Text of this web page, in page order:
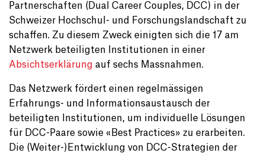
Partnerschaften (Dual Career Couples, DCC) in der
Schweizer Hochschul- und Forschungslandschaft zu
schaffen. Zu diesem Zweck einigten sich die 17 am
Netzwerk beteiligten Institutionen in einer
Absichtserklärung auf sechs Massnahmen.
Das Netzwerk fördert einen regelmässigen
Erfahrungs- und Informationsaustausch der
beteiligten Institutionen, um individuelle Lösungen
für DCC-Paare sowie «Best Practices» zu erarbeiten.
Die (Weiter-)Entwicklung von DCC-Strategien der